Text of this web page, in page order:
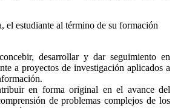
el estudiante al término de su formación
desarrollar y dar seguimiento en
a proyectos de investigación aplicados a
en forma original en el avance del
de problemas complejos de los